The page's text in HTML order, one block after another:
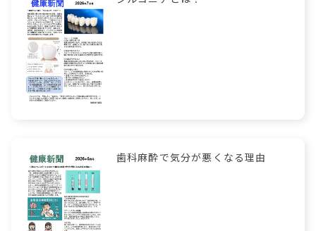
歯科麻酔で気分が悪くなる理由